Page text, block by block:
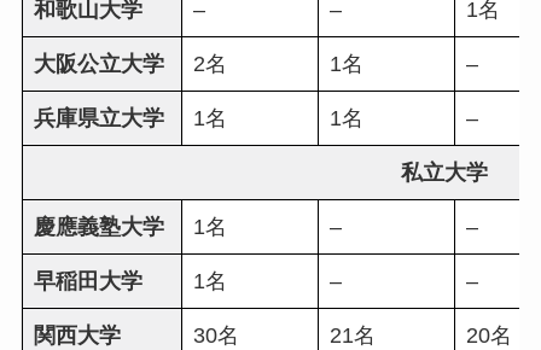
和歌山大学 – – 1名
大阪公立大学 2名 1名 –
兵庫県立大学 1名 1名 –
私立大学
慶應義塾大学 1名 – –
早稲田大学 1名 – –
関西大学 30名 21名 20名